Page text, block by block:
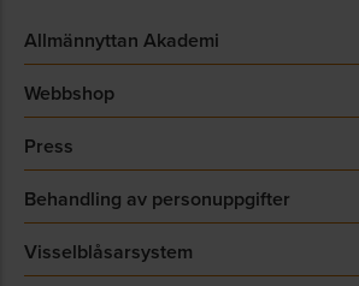
Allmännyttan Akademi
Webbshop
Press
Behandling av personuppgifter
Visselblåsarsystem